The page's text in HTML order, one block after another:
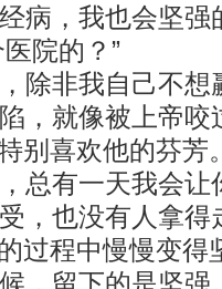
病，我也会坚
院的？”
除非我自己不想
，就像被上帝
别喜欢他的芬芳
总有一天我会
，也没有人拿
过程中慢慢变得